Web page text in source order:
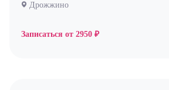
Дрожжино
Записаться от 2950 ₽